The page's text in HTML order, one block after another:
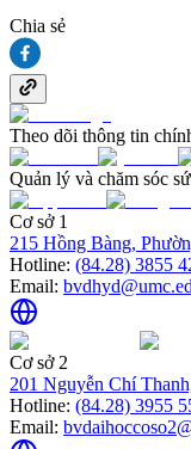
Chia sẻ
Theo dõi thông tin
Quản lý và chăm sóc
Cơ sở 1
215 Hồng Bàng,
Hotline: (84.28) 3855
Email:
Cơ sở 2
201 Nguyễn Chí
Hotline: (84.28) 3955
Email: